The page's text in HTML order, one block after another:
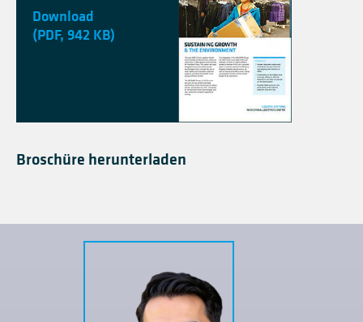
Download
(PDF, 942 KB)
Broschüre herunterladen